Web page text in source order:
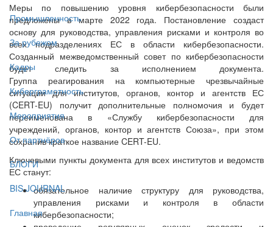
Промышленность
За рубежом
Кадры
Киберграмотность
Мероприятия
От партнёров
БЛОГИ
BIS JOURNAL
Главная
Меры по повышению уровня кибербезопасности были
предложены в марте 2022 года. Постановление создаст
основу для руководства, управления рисками и контроля во
всех подразделениях ЕС в области кибербезопасности.
Созданный межведомственный совет по кибербезопасности
будет следить за исполнением документа.
Группа реагирования на компьютерные чрезвычайные
ситуации для институтов, органов, контор и агентств ЕС
(CERT-EU) получит дополнительные полномочия и будет
переименована в «Службу кибербезопасности для
учреждений, органов, контор и агентств Союза», при этом
сохранив краткое название CERT-EU.
Ключевыми пункты документа для всех институтов и ведомств
ЕС станут:
обязательное наличие структуру для руководства,
управления рисками и контроля в области
кибербезопасности;